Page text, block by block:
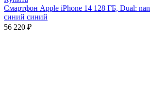
Смартфон Apple iPhone 14 128 ГБ, Dual:
синий синий
56 220 ₽